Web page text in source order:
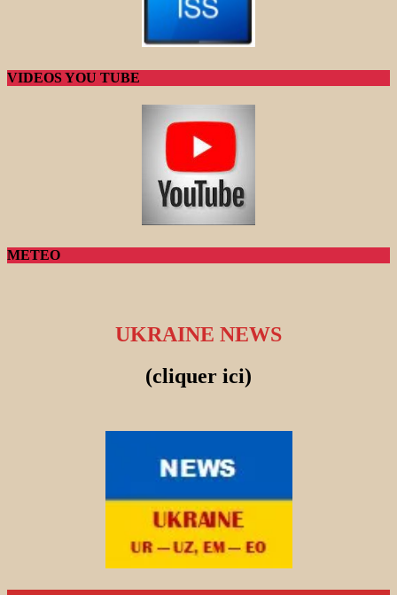
VIDEOS YOU TUBE
METEO
UKRAINE NEWS
(cliquer ici)